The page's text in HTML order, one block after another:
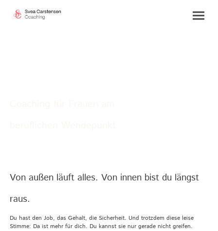
Von außen läuft alles. Von innen bist du längst
raus.
Du hast den Job, das Gehalt, die Sicherheit. Und trotzdem diese leise
Stimme: Da ist mehr für dich. Du kannst sie nur gerade nicht greifen.